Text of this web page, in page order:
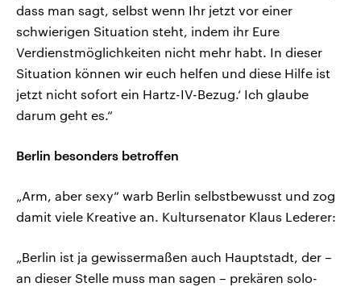
dass man sagt, selbst wenn Ihr jetzt vor einer
schwierigen Situation steht, indem ihr Eure
Verdienstmöglichkeiten nicht mehr habt. In dieser
Situation können wir euch helfen und diese Hilfe ist
jetzt nicht sofort ein Hartz-IV-Bezug.‘ Ich glaube
darum geht es.“
Berlin besonders betroffen
„Arm, aber sexy“ warb Berlin selbstbewusst und zog
damit viele Kreative an. Kultursenator Klaus Lederer:
„Berlin ist ja gewissermaßen auch Hauptstadt, der –
an dieser Stelle muss man sagen – prekären solo-